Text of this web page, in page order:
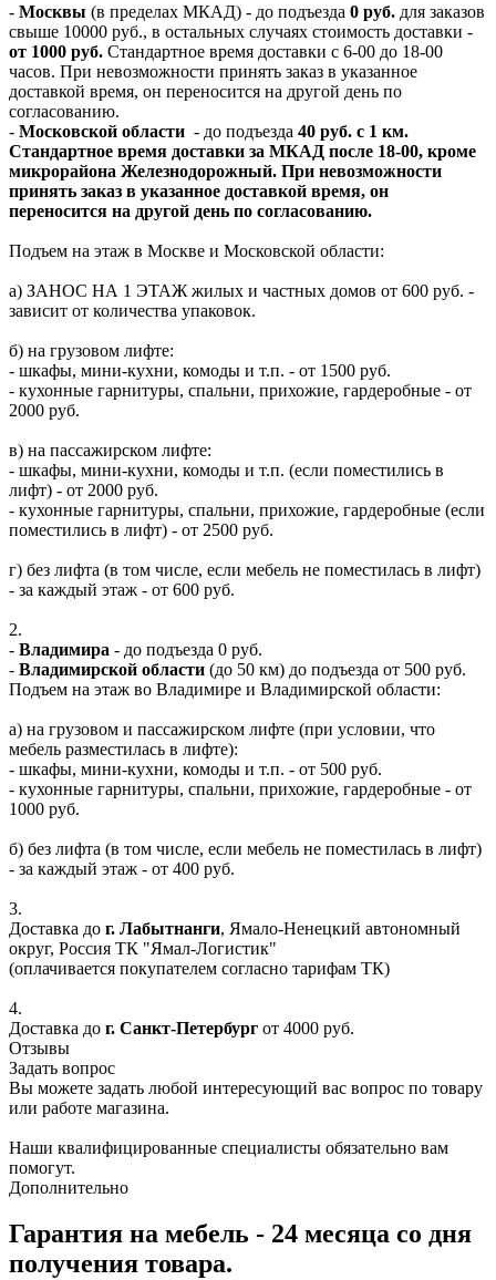
- Москвы (в пределах МКАД) - до подъезда 0 руб. для заказов
свыше 10000 руб., в остальных случаях стоимость доставки -
от 1000 руб. Стандартное время доставки с 6-00 до 18-00
часов. При невозможности принять заказ в указанное
доставкой время, он переносится на другой день по
согласованию.
- Московской области - до подъезда 40 руб. с 1 км.
Стандартное время доставки за МКАД после 18-00, кроме
микрорайона Железнодорожный. При невозможности
принять заказ в указанное доставкой время, он
переносится на другой день по согласованию.
Подъем на этаж в Москве и Московской области:
а) ЗАНОС НА 1 ЭТАЖ жилых и частных домов от 600 руб. -
зависит от количества упаковок.
б) на грузовом лифте:
- шкафы, мини-кухни, комоды и т.п. - от 1500 руб.
- кухонные гарнитуры, спальни, прихожие, гардеробные - от
2000 руб.
в) на пассажирском лифте:
- шкафы, мини-кухни, комоды и т.п. (если поместились в
лифт) - от 2000 руб.
- кухонные гарнитуры, спальни, прихожие, гардеробные (если
поместились в лифт) - от 2500 руб.
г) без лифта (в том числе, если мебель не поместилась в лифт)
- за каждый этаж - от 600 руб.
2.
- Владимира - до подъезда 0 руб.
- Владимирской области (до 50 км) до подъезда от 500 руб.
Подъем на этаж во Владимире и Владимирской области:
а) на грузовом и пассажирском лифте (при условии, что
мебель разместилась в лифте):
- шкафы, мини-кухни, комоды и т.п. - от 500 руб.
- кухонные гарнитуры, спальни, прихожие, гардеробные - от
1000 руб.
б) без лифта (в том числе, если мебель не поместилась в лифт)
- за каждый этаж - от 400 руб.
3.
Доставка до г. Лабытнанги, Ямало-Ненецкий автономный
округ, Россия ТК "Ямал-Логистик"
(оплачивается покупателем согласно тарифам ТК)
4.
Доставка до г. Санкт-Петербург от 4000 руб.
Отзывы
Задать вопрос
Вы можете задать любой интересующий вас вопрос по товару
или работе магазина.
Наши квалифицированные специалисты обязательно вам
помогут.
Дополнительно
Гарантия на мебель - 24 месяца со дня
получения товара.